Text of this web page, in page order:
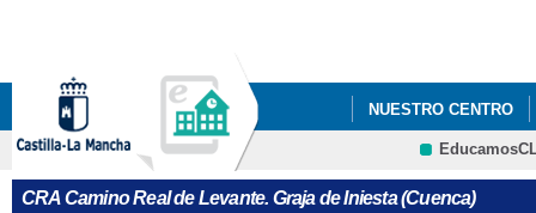
NUESTRO CENTRO
CRFP
CRA Camino Real de Levante. Graja de Iniesta (Cuenca)